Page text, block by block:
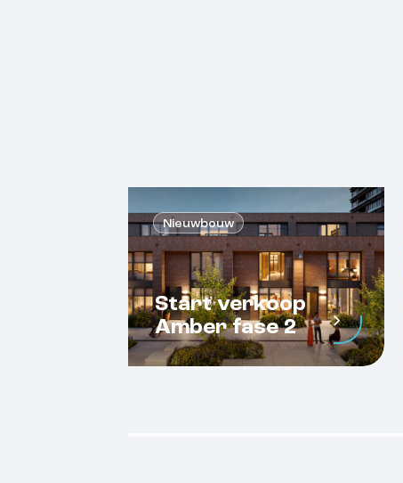
Nieuwbouw
Start verkoop
Amber fase 2